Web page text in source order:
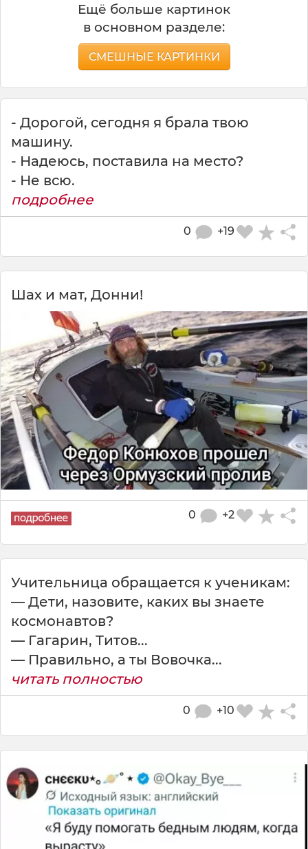
Ещё больше картинок
в основном разделе:
СМЕШНЫЕ КАРТИНКИ
- Дорогой, сегодня я брала твою
машину.
- Надеюсь, поставила на место?
- Не всю.
подробнее
+19
0
Шах и мат, Донни!
+2
0
Учительница обращается к ученикам:
— Дети, назовите, каких вы знаете
космонавтов?
— Гагарин, Титов...
— Пpавильно, а ты Вовочка...
читать полностью
+10
0